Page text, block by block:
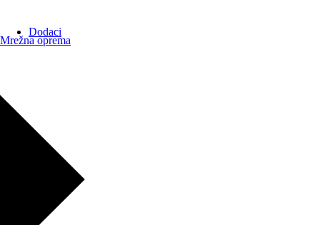
Mrežna oprema
Dodaci